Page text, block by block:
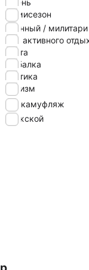
Осень
Демисезон
военный / милитари
для активного
охота
рыбалка
тактика
туризм
камуфляж
Мужской